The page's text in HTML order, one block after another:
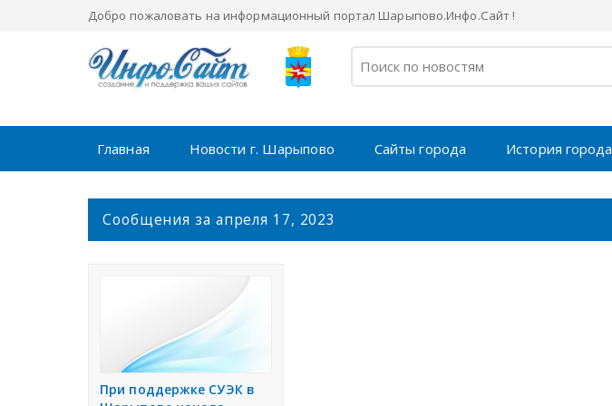
Добро пожаловать на информационный портал Шарыпово.Инфо.Сайт !
Главная Новости г. Шарыпово Сайты города История города
Сообщения за апреля 17, 2023
При поддержке СУЭК в